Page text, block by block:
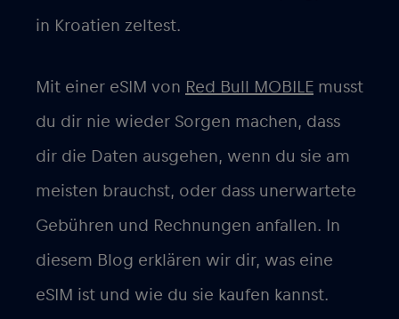
in Kroatien zeltest.
Mit einer eSIM von Red Bull MOBILE musst
du dir nie wieder Sorgen machen, dass
dir die Daten ausgehen, wenn du sie am
meisten brauchst, oder dass unerwartete
Gebühren und Rechnungen anfallen. In
diesem Blog erklären wir dir, was eine
eSIM ist und wie du sie kaufen kannst.